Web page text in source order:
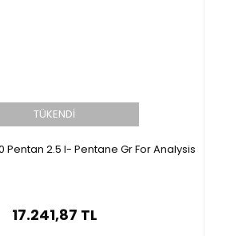
TÜKENDİ
Pentan 2.5 l- Pentane Gr For Analysis
17.241,87 TL